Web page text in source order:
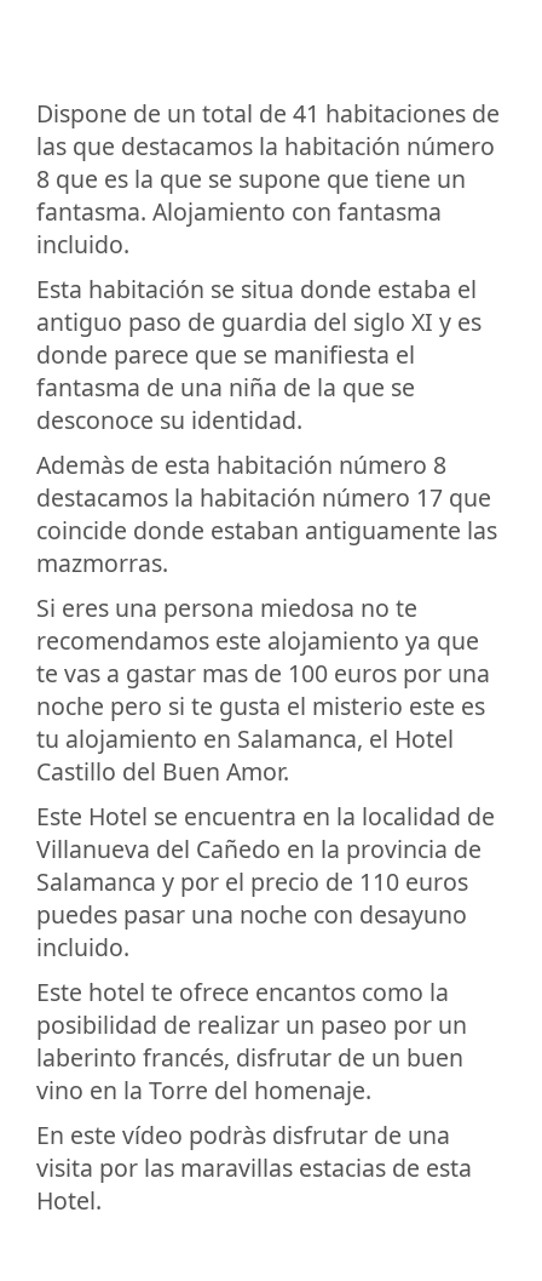
Dispone de un total de 41 habitaciones de
las que destacamos la habitación número
8 que es la que se supone que tiene un
fantasma. Alojamiento con fantasma
incluido.
Esta habitación se situa donde estaba el
antiguo paso de guardia del siglo XI y es
donde parece que se manifiesta el
fantasma de una niña de la que se
desconoce su identidad.
Ademàs de esta habitación número 8
destacamos la habitación número 17 que
coincide donde estaban antiguamente las
mazmorras.
Si eres una persona miedosa no te
recomendamos este alojamiento ya que
te vas a gastar mas de 100 euros por una
noche pero si te gusta el misterio este es
tu alojamiento en Salamanca, el Hotel
Castillo del Buen Amor.
Este Hotel se encuentra en la localidad de
Villanueva del Cañedo en la provincia de
Salamanca y por el precio de 110 euros
puedes pasar una noche con desayuno
incluido.
Este hotel te ofrece encantos como la
posibilidad de realizar un paseo por un
laberinto francés, disfrutar de un buen
vino en la Torre del homenaje.
En este vídeo podràs disfrutar de una
visita por las maravillas estacias de esta
Hotel.